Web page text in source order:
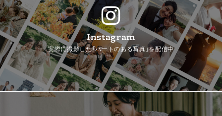
Instagram
実際に撮影した「ハートのある写真」を配信中